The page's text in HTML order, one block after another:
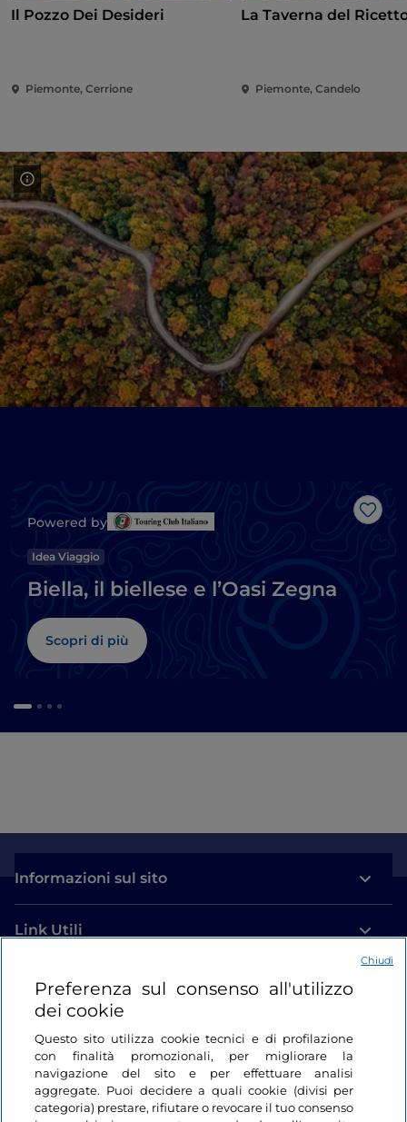
Il Pozzo Dei Desideri
Piemonte, Cerrione
La Taverna del
Piemonte, Candelo
Like
Powered by
Idea Viaggio
Biella, il biellese e l’Oasi Zegna
Scopri di più
Informazioni sul sito
Link Utili
Login
Restiamo in contatto
Preferenza sul consenso all'utilizzo
dei cookie
Questo sito utilizza cookie tecnici e di profilazione
con finalità promozionali, per migliorare la
navigazione del sito e per effettuare analisi
aggregate. Puoi decidere a quali cookie (divisi per
categoria) prestare, rifiutare o revocare il tuo consenso
Chiudi